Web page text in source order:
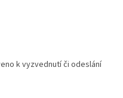
k vyzvednutí či odeslání